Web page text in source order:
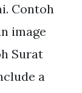
Contoh
image
Surat
a